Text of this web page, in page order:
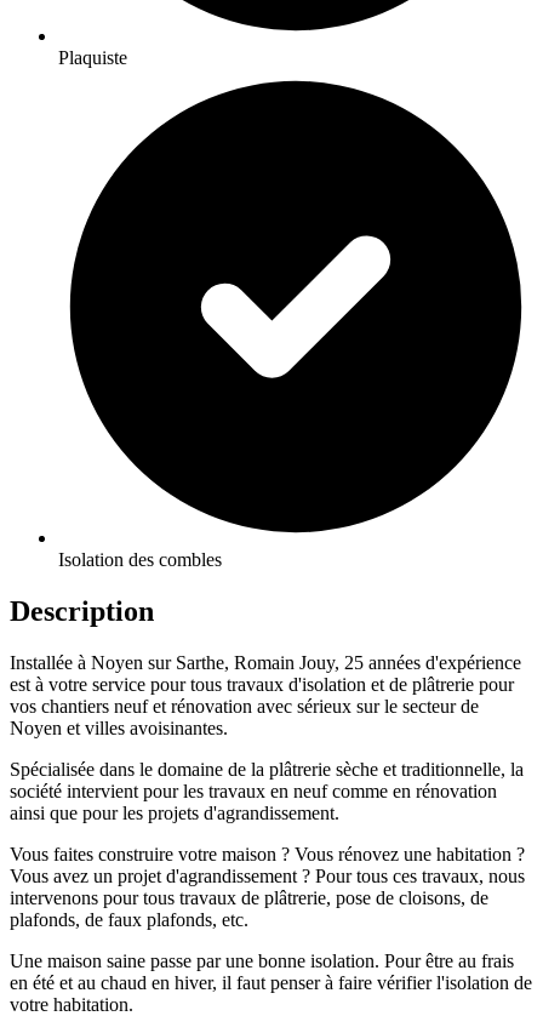
Plaquiste
Isolation des combles
Description
Installée à Noyen sur Sarthe, Romain Jouy, 25 années d'expérience
est à votre service pour tous travaux d'isolation et de plâtrerie pour
vos chantiers neuf et rénovation avec sérieux sur le secteur de
Noyen et villes avoisinantes.
Spécialisée dans le domaine de la plâtrerie sèche et traditionnelle, la
société intervient pour les travaux en neuf comme en rénovation
ainsi que pour les projets d'agrandissement.
Vous faites construire votre maison ? Vous rénovez une habitation ?
Vous avez un projet d'agrandissement ? Pour tous ces travaux, nous
intervenons pour tous travaux de plâtrerie, pose de cloisons, de
plafonds, de faux plafonds, etc.
Une maison saine passe par une bonne isolation. Pour être au frais
en été et au chaud en hiver, il faut penser à faire vérifier l'isolation de
votre habitation.